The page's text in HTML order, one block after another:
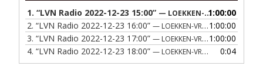
1. “LVN Radio 2022-12-23 15:00” — LOEKKEN-VRAA NAERRADIO 1:00:00
2. “LVN Radio 2022-12-23 16:00” — LOEKKEN-VRAA NAERRADIO
1:00:00
3. “LVN Radio 2022-12-23 17:00” — LOEKKEN-VRAA NAERRADIO
1:00:00
4. “LVN Radio 2022-12-23 18:00” — LOEKKEN-VRAA NAERRADIO 0:04